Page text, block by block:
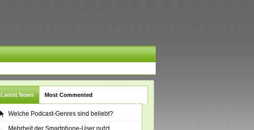
Latest News Most Commented
Welche Podcast-Genres sind beliebt?
Mehrheit der Smartphone-User nutzt